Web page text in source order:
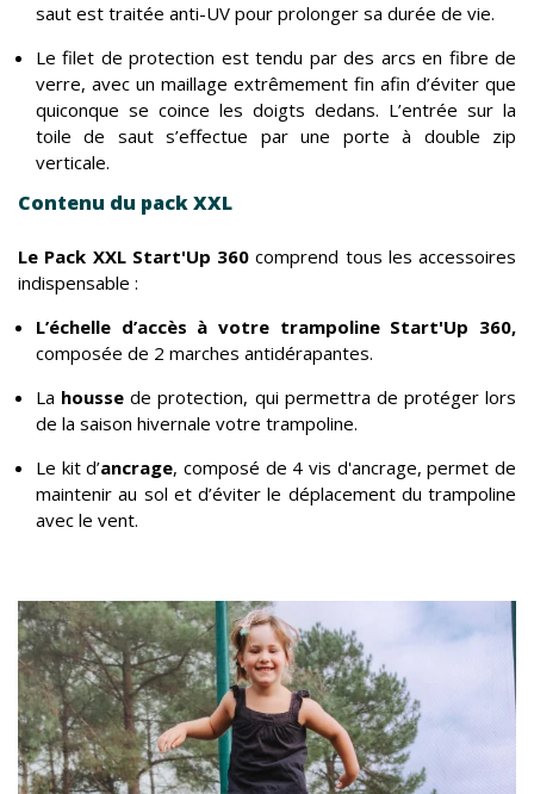
saut est traitée anti-UV pour prolonger sa durée de vie.
Le filet de protection est tendu par des arcs en fibre de
verre, avec un maillage extrêmement fin afin d’éviter que
quiconque se coince les doigts dedans. L’entrée sur la
toile de saut s’effectue par une porte à double zip
verticale.
Contenu du pack XXL
Le Pack XXL Start'Up 360 comprend tous les accessoires
indispensable :
L’échelle d’accès à votre trampoline Start'Up 360,
composée de 2 marches antidérapantes.
La housse de protection, qui permettra de protéger lors
de la saison hivernale votre trampoline.
Le kit d’ancrage, composé de 4 vis d'ancrage, permet de
maintenir au sol et d’éviter le déplacement du trampoline
avec le vent.